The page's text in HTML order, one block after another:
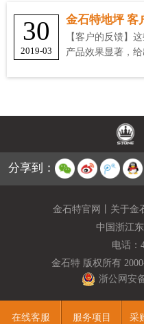
30
2019-03
金石特地坪 客
【客户的反馈】
产品效果显著，
分享到：
金石特官网 关于金
中国浙江
电话：
金石特 版权所有
浙公网安
在线客服 服务项目 采